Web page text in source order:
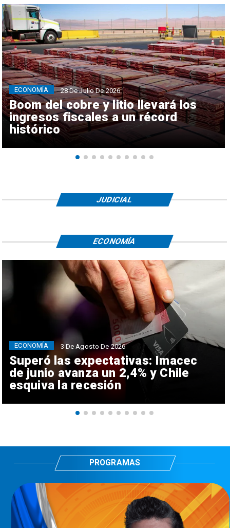
Boom del cobre y litio llevará los
ingresos fiscales a un récord
histórico
ECONOMÍA 28 De Julio De 2026
JUDICIAL
Superó las expectativas: Imacec
de junio avanza un 2,4% y Chile
esquiva la recesión
ECONOMÍA 3 De Agosto De 2026
ECONOMÍA
PROGRAMAS